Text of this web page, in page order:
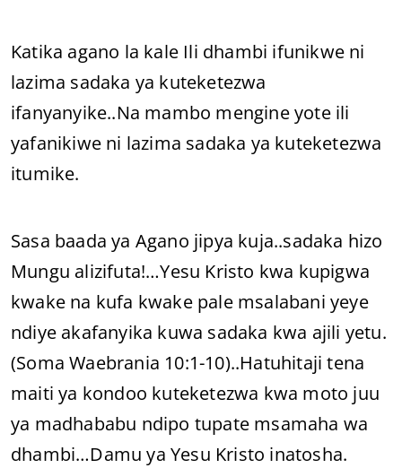
Katika agano la kale Ili dhambi ifunikwe ni
lazima sadaka ya kuteketezwa
ifanyanyike..Na mambo mengine yote ili
yafanikiwe ni lazima sadaka ya kuteketezwa
itumike.
Sasa baada ya Agano jipya kuja..sadaka hizo
Mungu alizifuta!…Yesu Kristo kwa kupigwa
kwake na kufa kwake pale msalabani yeye
ndiye akafanyika kuwa sadaka kwa ajili yetu.
(Soma Waebrania 10:1-10)..Hatuhitaji tena
maiti ya kondoo kuteketezwa kwa moto juu
ya madhababu ndipo tupate msamaha wa
dhambi…Damu ya Yesu Kristo inatosha.